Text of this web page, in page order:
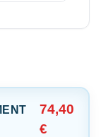
74,40
€